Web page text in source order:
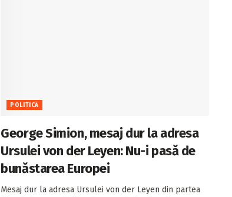
POLITICĂ
George Simion, mesaj dur la adresa
Ursulei von der Leyen: Nu-i pasă de
bunăstarea Europei
Mesaj dur la adresa Ursulei von der Leyen din partea